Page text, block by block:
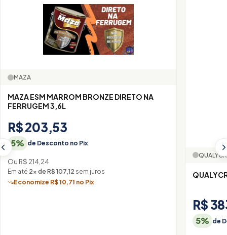
MAZA
MAZA ESM MARROM BRONZE DIRETO NA
FERRUGEM 3,6L
R$ 203,53
5% de Desconto no Pix
Ou R$ 214,24
Em até 2× de R$ 107,12 sem juros
Economize R$ 10,71 no Pix
R$
5% de